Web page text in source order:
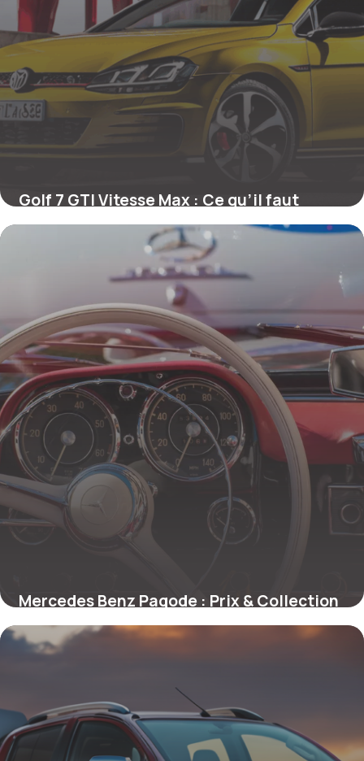
Golf 7 GTI Vitesse Max : Ce qu’il faut
vraiment savoir pour les passionnés de
Mercedes Benz Pagode : Prix & Collection
4 juin 2026